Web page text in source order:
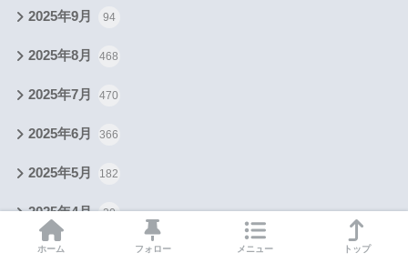
2025年9月 94
2025年8月 468
2025年7月 470
2025年6月 366
2025年5月 182
2025年4月 20
2024年9月
ホーム フォロー メニュー トップ